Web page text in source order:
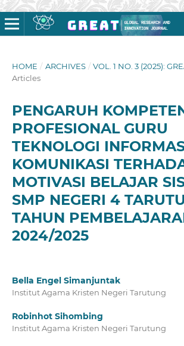
HOME / ARCHIVES / VOL. 1 NO. 3 (2025):
Articles
PENGARUH
PROFESIONAL GURU
TEKNOLOGI
KOMUNIKASI
MOTIVASI BELAJAR
SMP NEGERI 4
TAHUN
2024/2025
Bella Engel Simanjuntak
Institut Agama Kristen Negeri Tarutung
Robinhot Sihombing
Institut Agama Kristen Negeri Tarutung